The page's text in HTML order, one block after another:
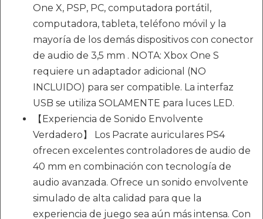
One X, PSP, PC, computadora portátil,
computadora, tableta, teléfono móvil y la
mayoría de los demás dispositivos con conector
de audio de 3,5 mm . NOTA: Xbox One S
requiere un adaptador adicional (NO
INCLUIDO) para ser compatible. La interfaz
USB se utiliza SOLAMENTE para luces LED.
【Experiencia de Sonido Envolvente
Verdadero】 Los Pacrate auriculares PS4
ofrecen excelentes controladores de audio de
40 mm en combinación con tecnología de
audio avanzada. Ofrece un sonido envolvente
simulado de alta calidad para que la
experiencia de juego sea aún más intensa. Con